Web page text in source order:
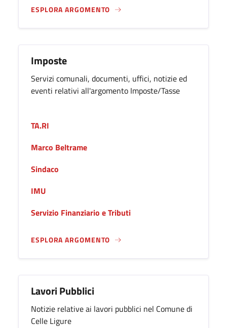
ESPLORA ARGOMENTO
Imposte
Servizi comunali, documenti, uffici, notizie ed
eventi relativi all'argomento Imposte/Tasse
TA.RI
Marco Beltrame
Sindaco
IMU
Servizio Finanziario e Tributi
ESPLORA ARGOMENTO
Lavori Pubblici
Notizie relative ai lavori pubblici nel Comune di
Celle Ligure